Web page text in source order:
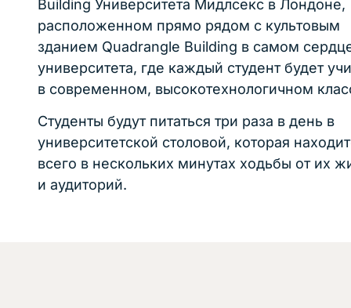
Building Университета Мидлсекс в Лондоне,
расположенном прямо рядом с культовым
зданием Quadrangle Building в самом
университета, где каждый студент будет
в современном, высокотехнологичном
Студенты будут питаться три раза в день в
университетской столовой, которая
всего в нескольких минутах ходьбы от их
и аудиторий.